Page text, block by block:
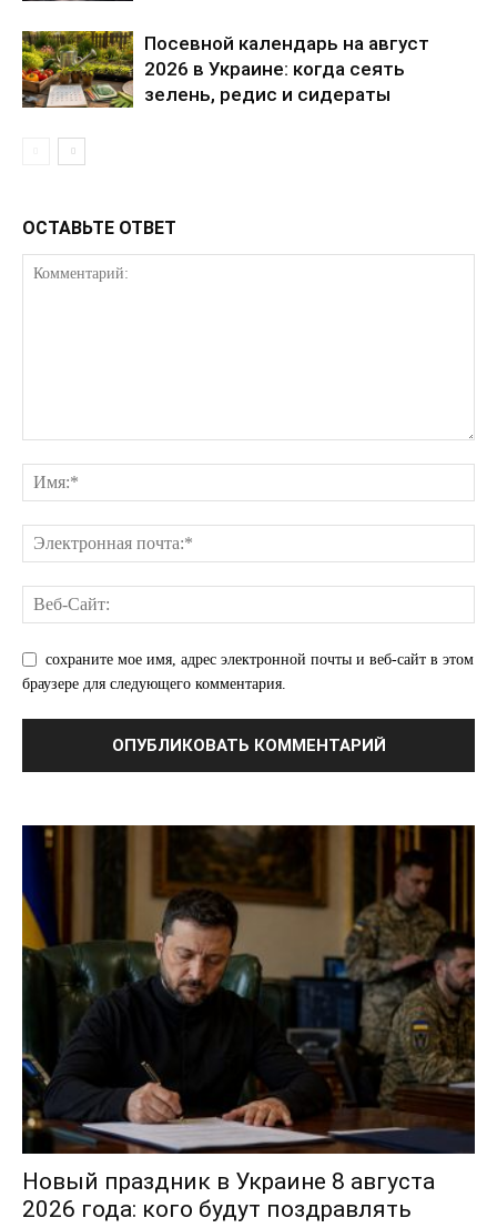
Посевной календарь на август
2026 в Украине: когда сеять
зелень, редис и сидераты
ОСТАВЬТЕ ОТВЕТ
сохраните мое имя, адрес электронной почты и веб-сайт в этом
браузере для следующего комментария.
Новый праздник в Украине 8 августа
2026 года: кого будут поздравлять